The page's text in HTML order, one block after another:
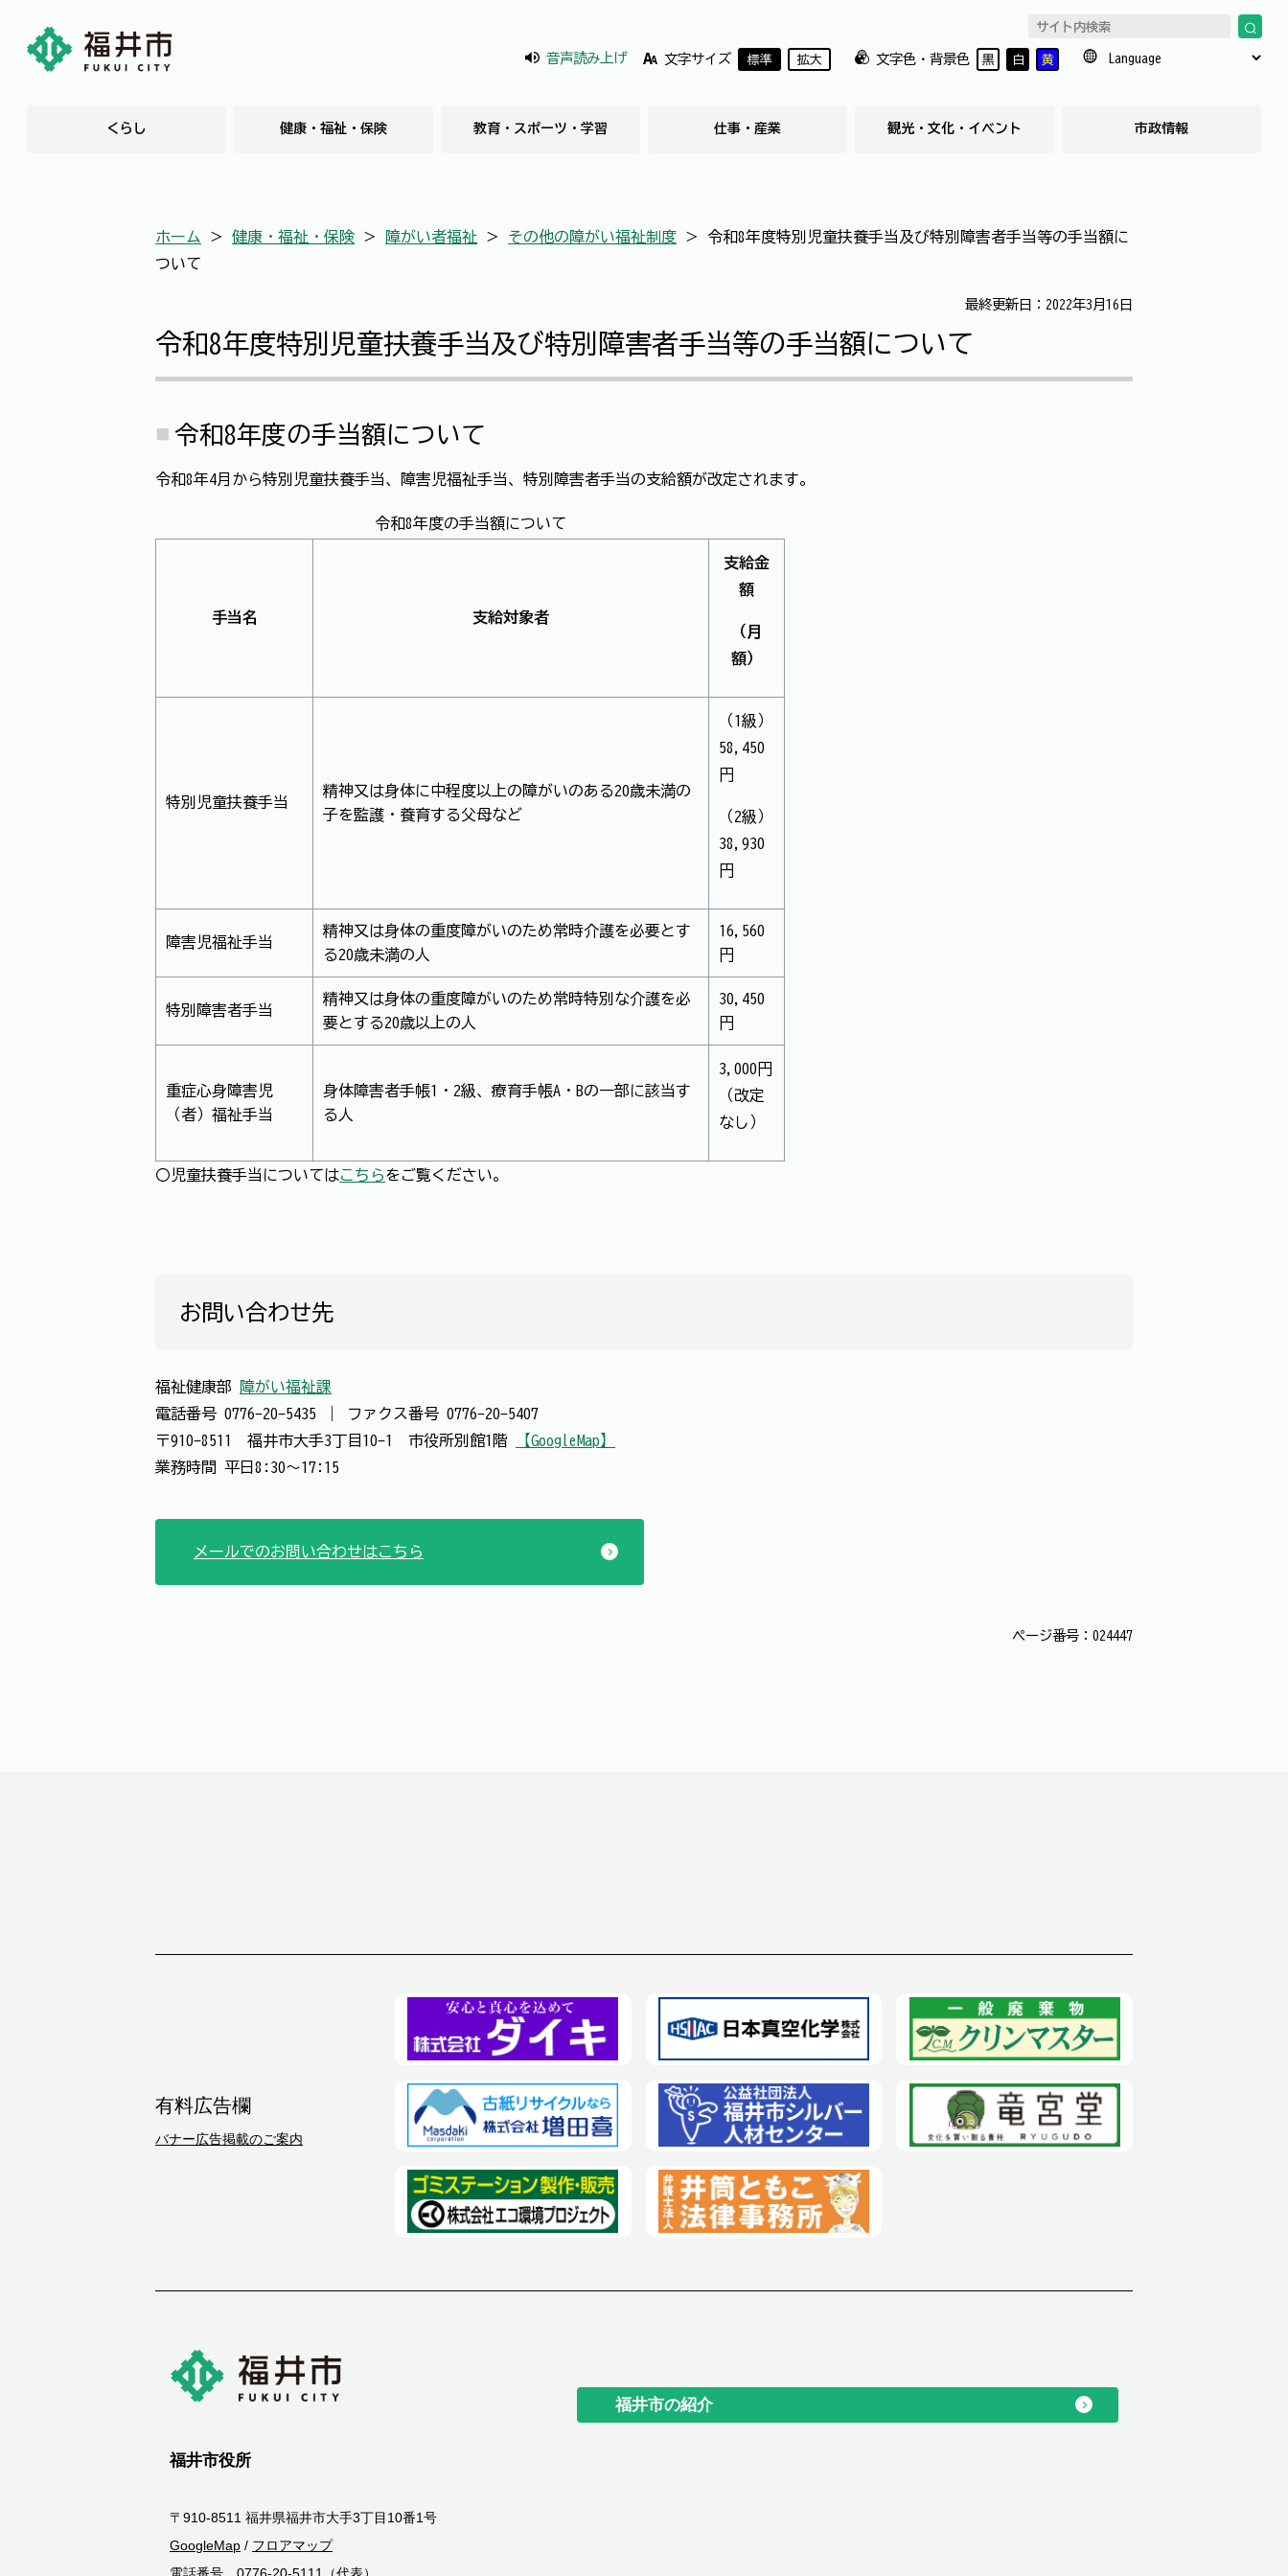
音声読み上げ 文字サイズ 標準 拡大 文字色・背景色 黒 白 黄
くらし 健康・福祉・保険 教育・スポーツ・学習 仕事・産業 観光・文化・イベント 市政情報
ホーム ＞ 健康・福祉・保険 ＞ 障がい者福祉 ＞ その他の障がい福祉制度 ＞ 令和8年度特別児童扶養手当及び特別障害者手当等の手当額に
ついて
最終更新日：2022年3月16日
令和8年度特別児童扶養手当及び特別障害者手当等の手当額について
令和8年度の手当額について
令和8年4月から特別児童扶養手当、障害児福祉手当、特別障害者手当の支給額が改定されます。
令和8年度の手当額について
手当名 支給対象者
支給金
額
（月
額）
特別児童扶養手当
精神又は身体に中程度以上の障がいのある20歳未満の
子を監護・養育する父母など
（1級）
58,450
円
（2級）
38,930
円
障害児福祉手当
精神又は身体の重度障がいのため常時介護を必要とす
る20歳未満の人
16,560
円
特別障害者手当
精神又は身体の重度障がいのため常時特別な介護を必
要とする20歳以上の人
30,450
円
重症心身障害児
（者）福祉手当
身体障害者手帳1・2級、療育手帳A・Bの一部に該当す
る人
3,000円
（改定
なし）
〇児童扶養手当についてはこちらをご覧ください。
お問い合わせ先
福祉健康部
障がい福祉課
電話番号 0776-20-5435 ファクス番号 0776-20-5407
〒910-8511 福井市大手3丁目10-1 市役所別館1階
【GoogleMap】
業務時間 平日8:30～17:15
メールでのお問い合わせはこちら
ページ番号：024447
有料広告欄
バナー広告掲載のご案内
福井市役所
〒910-8511 福井県福井市大手3丁目10番1号
GoogleMap / フロアマップ
福井市の紹介